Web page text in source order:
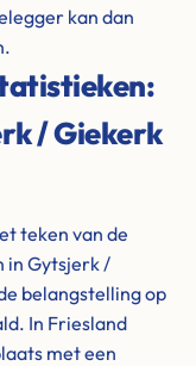
kan dan
/ Giekerk
teken van de
in Gytsjerk /
belangstelling op
In Friesland
met een